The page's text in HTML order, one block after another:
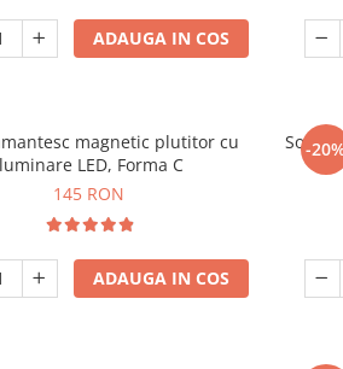
ADAUGA IN COS
magnetic plutitor cu
LED, Forma C
145 RON
ADAUGA IN COS
-